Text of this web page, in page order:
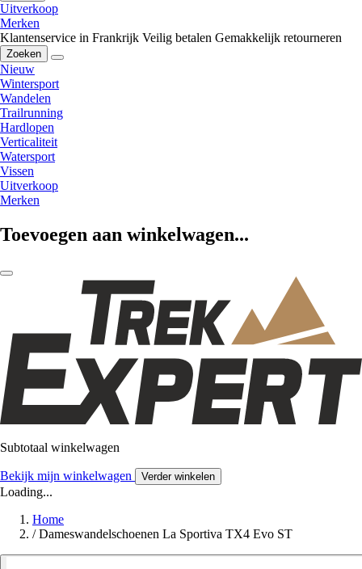
Uitverkoop
Merken
Klantenservice in Frankrijk Veilig betalen Gemakkelijk retourneren
Zoeken
Nieuw
Wintersport
Wandelen
Trailrunning
Hardlopen
Verticaliteit
Watersport
Vissen
Uitverkoop
Merken
Toevoegen aan winkelwagen...
Subtotaal winkelwagen
Bekijk mijn winkelwagen Verder winkelen
Loading...
Home
/ Dameswandelschoenen La Sportiva TX4 Evo ST